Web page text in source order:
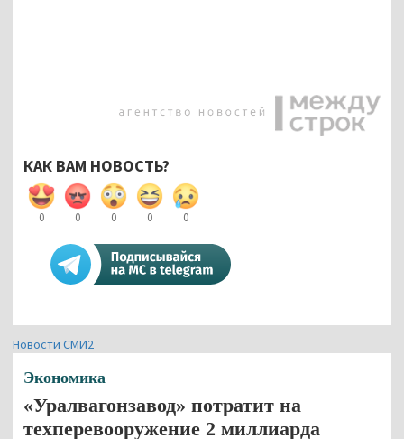
КАК ВАМ НОВОСТЬ?
0 0 0 0 0
Новости СМИ2
Экономика
«Уралвагонзавод» потратит на
техперевооружение 2 миллиарда